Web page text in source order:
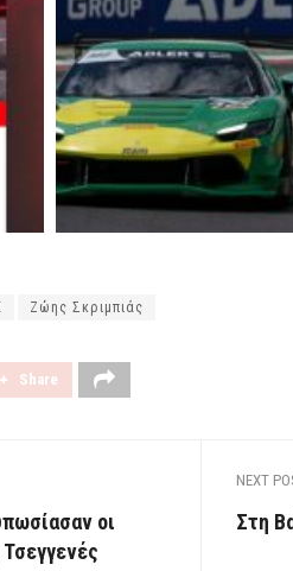
Ζώης Σκριμπιάς
Share
οι
NEXT
Στη